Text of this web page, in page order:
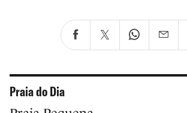
Praia do Dia